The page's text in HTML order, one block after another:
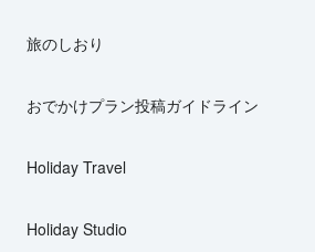
旅のしおり
おでかけプラン投稿ガイドライン
Holiday Travel
Holiday Studio